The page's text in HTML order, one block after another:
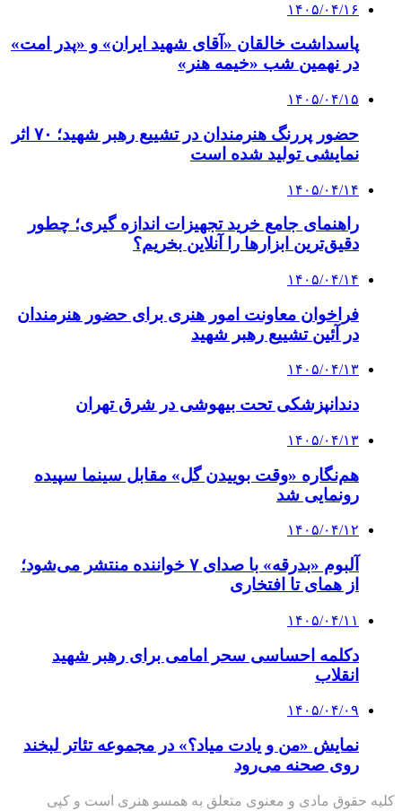
۱۴۰۵/۰۴/۱۶
پاسداشت خالقان «آقای شهید ایران» و «پدر امت»
در نهمین شب «خیمه هنر»
۱۴۰۵/۰۴/۱۵
حضور پررنگ هنرمندان در تشییع رهبر شهید؛ ۷۰ اثر
نمایشی تولید شده است
۱۴۰۵/۰۴/۱۴
راهنمای جامع خرید تجهیزات اندازه گیری؛ چطور
دقیق‌ترین ابزارها را آنلاین بخریم؟
۱۴۰۵/۰۴/۱۴
فراخوان معاونت امور هنری برای حضور هنرمندان
در آئین تشییع رهبر شهید
۱۴۰۵/۰۴/۱۳
دندانپزشکی تحت بیهوشی در شرق تهران
۱۴۰۵/۰۴/۱۳
هم‌نگاره «وقت بوییدن گل» مقابل سینما سپیده
رونمایی شد
۱۴۰۵/۰۴/۱۲
آلبوم «بدرقه» با صدای ۷ خواننده منتشر می‌شود؛
از همای تا افتخاری
۱۴۰۵/۰۴/۱۱
دکلمه‌ احساسی سحر امامی برای رهبر شهید
انقلاب
۱۴۰۵/۰۴/۰۹
نمایش «من و یادت میاد؟» در مجموعه تئاتر لبخند
روی صحنه می‌رود
کلیه حقوق مادی و معنوی متعلق به همسو هنری است و کپی